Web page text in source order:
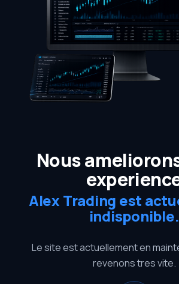
Nous
Alex Trading est
indisponible.
Le site est actuellement en
revenons tres vite.